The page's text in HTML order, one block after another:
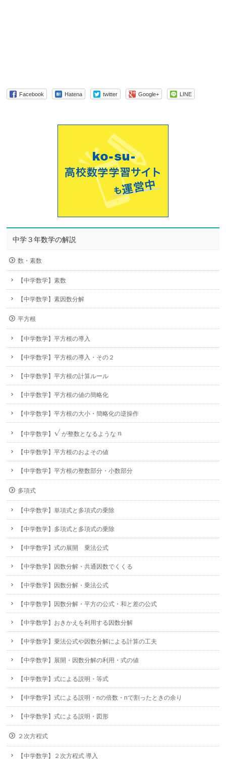
Facebook Hatena twitter Google+ LINE
中学３年数学の解説
数・素数
【中学数学】素数
【中学数学】素因数分解
平方根
【中学数学】平方根の導入
【中学数学】平方根の導入・その２
【中学数学】平方根の計算ルール
【中学数学】平方根の値の簡略化
【中学数学】平方根の大小・簡略化の逆操作
【中学数学】 √ が整数となるようなn
n
【中学数学】平方根のおよその値
【中学数学】平方根の整数部分・小数部分
多項式
【中学数学】単項式と多項式の乗除
【中学数学】多項式と多項式の乗除
【中学数学】式の展開 乗法公式
【中学数学】因数分解・共通因数でくくる
【中学数学】因数分解・乗法公式
【中学数学】因数分解・平方の公式・和と差の公式
【中学数学】おきかえを利用する因数分解
【中学数学】乗法公式や因数分解による計算の工夫
【中学数学】展開・因数分解の利用・式の値
【中学数学】式による説明・等式
【中学数学】式による説明・nの倍数・nで割ったときの余り
【中学数学】式による説明・図形
２次方程式
【中学数学】２次方程式 導入